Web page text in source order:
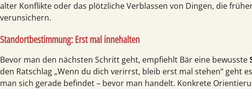
alter Konflikte oder das plötzliche Verblassen von Dingen, die
verunsichern.
Standortbestimmung: Erst mal innehalten
Bevor man den nächsten Schritt geht, empfiehlt Bär eine bewusste
den Ratschlag „Wenn du dich verirrst, bleib erst mal stehen“ geht
man sich gerade befindet – bevor man handelt. Konkrete